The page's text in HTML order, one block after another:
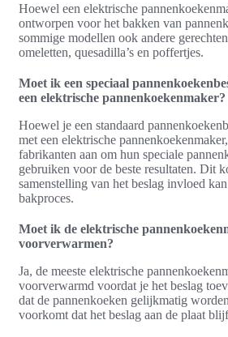
Hoewel een elektrische
ontworpen voor het bakken van
sommige modellen ook andere
omeletten, quesadilla’s en poffertjes.
Moet ik een speciaal
een elektrische pannenkoekenmaker?
Hoewel je een standaard
met een elektrische
fabrikanten aan om hun speciale
gebruiken voor de beste resultaten. Dit
samenstelling van het beslag invloed
bakproces.
Moet ik de elektrische
voorverwarmen?
Ja, de meeste elektrische
voorverwarmd voordat je het beslag
dat de pannenkoeken gelijkmatig
voorkomt dat het beslag aan de plaat